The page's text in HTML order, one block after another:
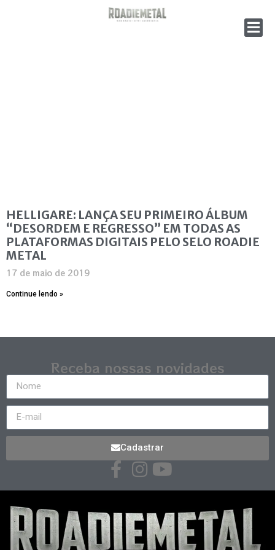
HELLIGARE: LANÇA SEU PRIMEIRO ÁLBUM
“DESORDEM E REGRESSO” EM TODAS AS
PLATAFORMAS DIGITAIS PELO SELO ROADIE
METAL
17 de maio de 2019
Continue lendo »
Receba nossas novidades
Cadastrar